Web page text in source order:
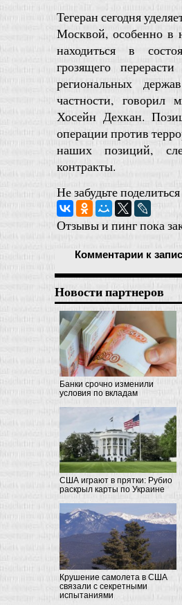
Тегеран сегодня
Москвой, особенно в
находиться в
грозящего
региональных
частности, говорил
Хосейн Дехкан.
операции против
наших позиций,
контракты.
Не забудьте
Отзывы и пинг пока
Комментарии к
Новости партнеров
Банки срочно изменили
условия по вкладам
США играют в прятки: Рубио
раскрыл карты по Украине
Крушение самолета в США
связали с секретными
испытаниями